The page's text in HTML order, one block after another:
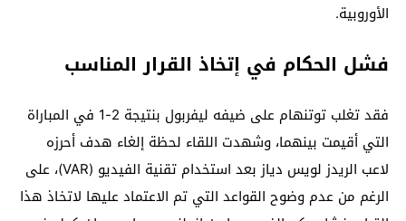
الأوروبية.
فشل الحكام في إتخاذ القرار المناسب
فقد تغلب توتنهام على ضيفه ليفربول بنتيجة 2-1 في المباراة
التي أقيمت بينهما، وشهدت اللقاء لحظة إلغاء هدف أحرزه
لاعب الريدز لويس دياز بعد استخدام تقنية الفيديو (VAR)، على
الرغم من عدم وضوح القواعد التي تم الاعتماد عليها لاتخاذ هذا